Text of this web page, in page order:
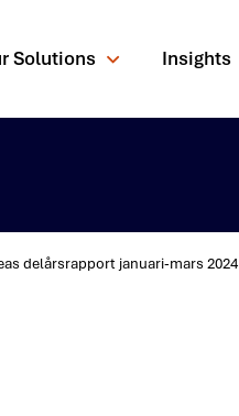
Solutions Insights
delårsrapport januari-mars 2024